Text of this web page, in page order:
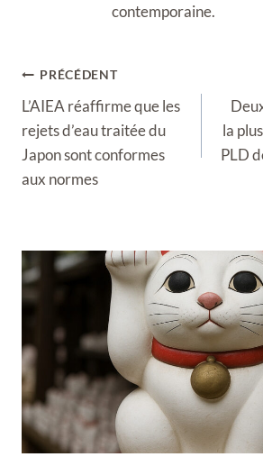
contemporaine.
Navigation
de
l’article
PRÉCÉDENT
L’AIEA réaffirme que les
rejets d’eau traitée du
Japon sont conformes
aux normes
la
PLD